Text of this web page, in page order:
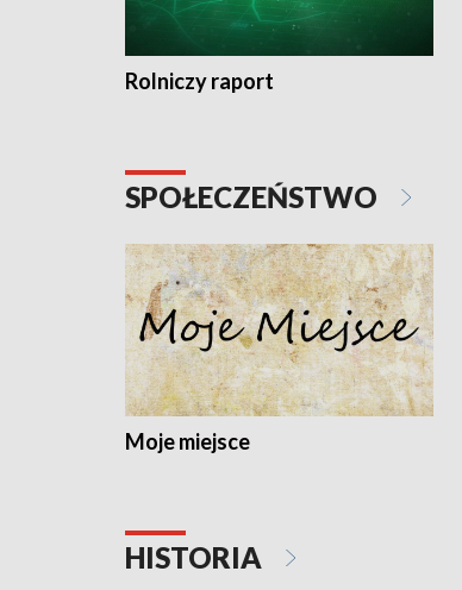
Rolniczy raport
SPOŁECZEŃSTWO
Moje miejsce
HISTORIA